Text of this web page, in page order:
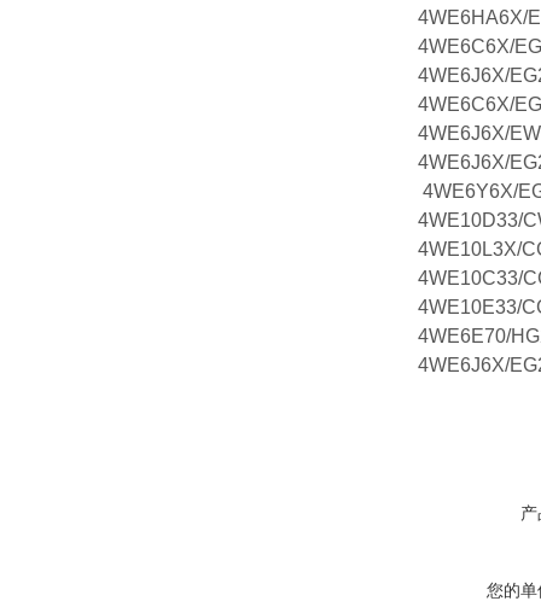
4WE6HA6X/
4WE6C6X/
4WE6J6X/
4WE6C6X/
4WE6J6X/
4WE6J6X/
4WE6Y6X/
4WE10D33/
4WE10L3X/
4WE10C33/
4WE10E33/
4WE6E70/
4WE6J6X/
您的